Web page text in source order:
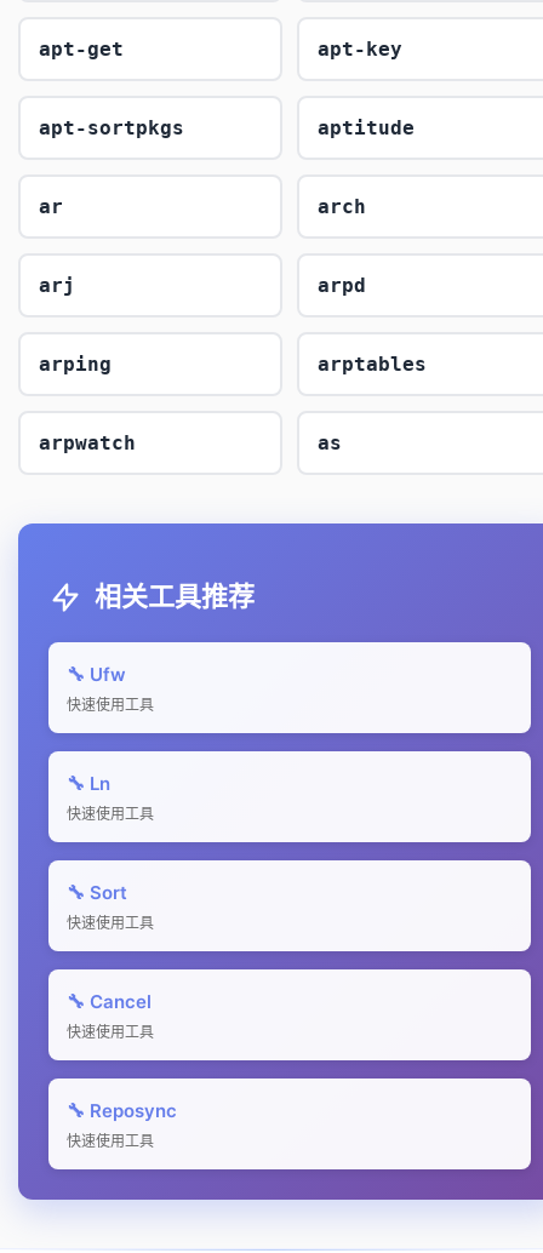
apt-get apt-key
apt-sortpkgs aptitude
ar arch
arj arpd
arping arptables
arpwatch as
相关工具推荐
🔧 Ufw
快速使用工具
🔧 Ln
快速使用工具
🔧 Sort
快速使用工具
🔧 Cancel
快速使用工具
🔧 Reposync
快速使用工具